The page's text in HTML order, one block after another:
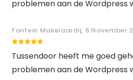
problemen aan de Wordpress
Fontein Makelaardij, 6 November
Tussendoor heeft me goed
problemen aan de Wordpress